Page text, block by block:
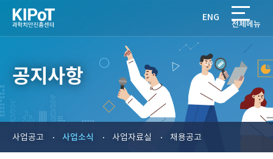
ENG
전체메뉴
공지사항
사업공고 사업소식 사업자료실 채용공고